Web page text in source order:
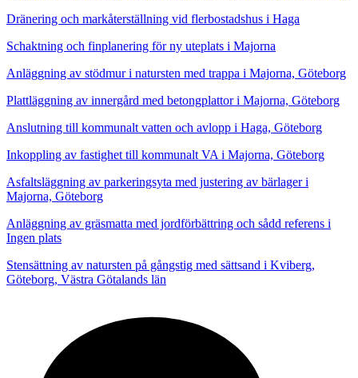
Dränering och markåterställning vid flerbostadshus i Haga
Schaktning och finplanering för ny uteplats i Majorna
Anläggning av stödmur i natursten med trappa i Majorna, Göteborg
Plattläggning av innergård med betongplattor i Majorna, Göteborg
Anslutning till kommunalt vatten och avlopp i Haga, Göteborg
Inkoppling av fastighet till kommunalt VA i Majorna, Göteborg
Asfaltsläggning av parkeringsyta med justering av bärlager i
Majorna, Göteborg
Anläggning av gräsmatta med jordförbättring och sådd referens i
Ingen plats
Stensättning av natursten på gångstig med sättsand i Kviberg,
Göteborg, Västra Götalands län